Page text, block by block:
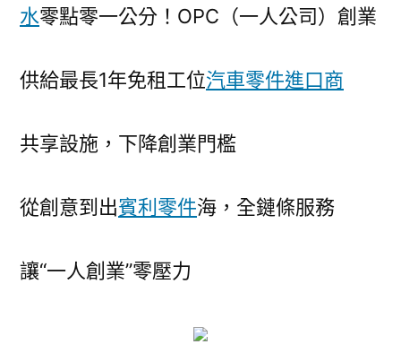
水零點零一公分！OPC（一人公司）創業
供給最長1年免租工位汽車零件進口商
共享設施，下降創業門檻
從創意到出賓利零件海，全鏈條服務
讓“一人創業”零壓力